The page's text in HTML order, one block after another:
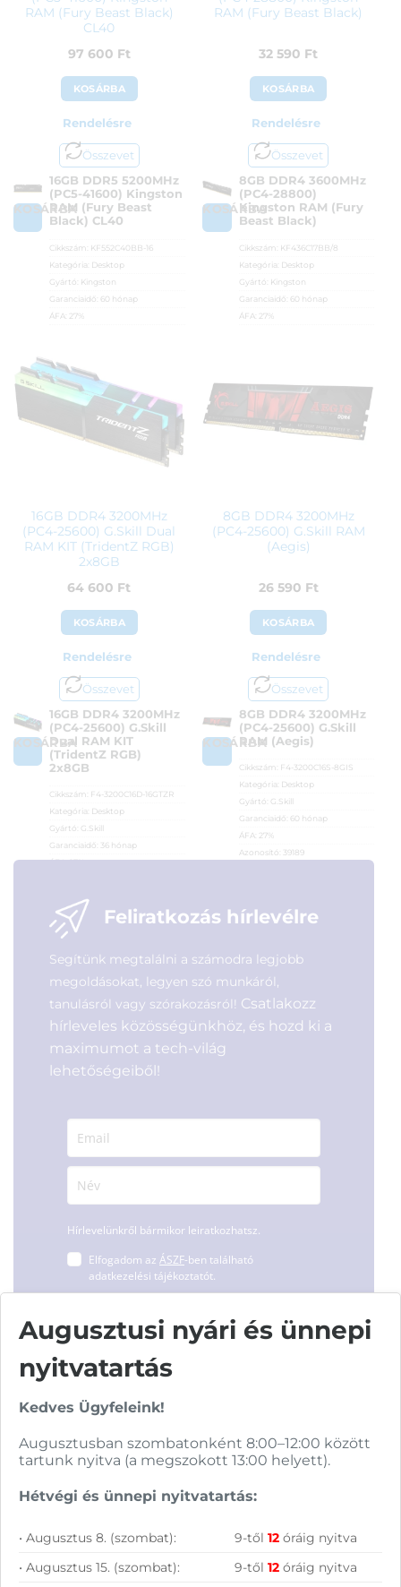
RAM (Fury Beast Black)
CL40
97 600 Ft
KOSÁRBA
Rendelésre
Összevet
KOSÁRBA
16GB DDR5 5200MHz
(PC5-41600) Kingston
RAM (Fury Beast
Black) CL40
Cikkszám: KF552C40BB-16
Kategória: Desktop
Gyártó: Kingston
Garanciaidő: 60 hónap
ÁFA:
27%
97 600
RAM (Fury Beast Black)
32 590 Ft
KOSÁRBA
Rendelésre
Összevet
KOSÁRBA
8GB DDR4 3600MHz
(PC4-28800)
Kingston RAM (Fury
Beast Black)
Cikkszám: KF436C17BB/8
Kategória: Desktop
Gyártó: Kingston
Garanciaidő: 60 hónap
ÁFA:
27%
16GB DDR4 3200MHz
(PC4-25600) G.Skill Dual
RAM KIT (TridentZ RGB)
2x8GB
64 600 Ft
KOSÁRBA
Rendelésre
Összevet
KOSÁRBA
16GB DDR4 3200MHz
(PC4-25600) G.Skill
Dual RAM KIT
(TridentZ RGB)
2x8GB
Cikkszám: F4-3200C16D-16GTZR
Kategória: Desktop
Gyártó: G.Skill
Garanciaidő: 36 hónap
ÁFA:27%
64 600Ft
8GB DDR4 3200MHz
(PC4-25600) G.Skill RAM
(Aegis)
26 590 Ft
KOSÁRBA
Rendelésre
Összevet
KOSÁRBA
8GB DDR4 3200MHz
(PC4-25600) G.Skill
RAM (Aegis)
Cikkszám: F4-3200C16S-8GIS
Kategória: Desktop
Gyártó: G.Skill
Garanciaidő: 60 hónap
ÁFA: 27%
Azonosító: 39189
Feliratkozás hírlevélre
Segítünk megtalálni a számodra legjobb
megoldásokat, legyen szó munkáról,
tanulásról vagy szórakozásról! Csatlakozz
hírleveles közösségünkhöz, és hozd ki a
maximumot a tech-világ
lehetőségeiből!
Hírlevelünkről bármikor leiratkozhatsz.
Elfogadom az ÁSZF-ben található
adatkezelési tájékoztatót.
FELIRATKOZOM
Nagy raktárkészlet
Garanciavállalás
Augusztusi nyári és ünnepi
nyitvatartás
Kedves Ügyfeleink!
Augusztusban szombatonként 8:00–12:00 között
tartunk nyitva (a megszokott 13:00 helyett).
Hétvégi és ünnepi nyitvatartás:
• Augusztus 8. (szombat): 9-től12 óráig nyitva
• Augusztus 15. (szombat):
9-től12 óráig nyitva